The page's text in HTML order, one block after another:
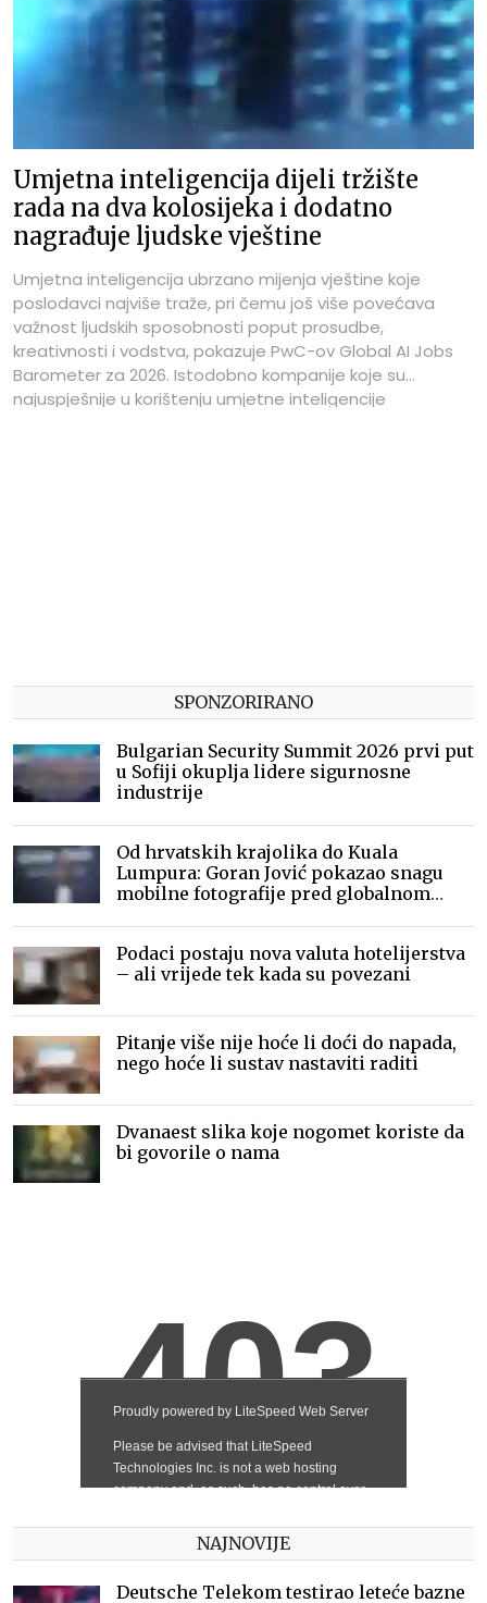
Umjetna inteligencija dijeli tržište
rada na dva kolosijeka i dodatno
nagrađuje ljudske vještine
Umjetna inteligencija ubrzano mijenja vještine koje
poslodavci najviše traže, pri čemu još više povećava
važnost ljudskih sposobnosti poput prosudbe,
kreativnosti i vodstva, pokazuje PwC-ov Global AI Jobs
Barometer za 2026. Istodobno kompanije koje su
najuspješnije u korištenju umjetne inteligencije
SPONZORIRANO
Bulgarian Security Summit 2026 prvi put
u Sofiji okuplja lidere sigurnosne
industrije
Od hrvatskih krajolika do Kuala
Lumpura: Goran Jović pokazao snagu
mobilne fotografije pred globalnom
Podaci postaju nova valuta hotelijerstva
– ali vrijede tek kada su povezani
Pitanje više nije hoće li doći do napada,
nego hoće li sustav nastaviti raditi
Dvanaest slika koje nogomet koriste da
bi govorile o nama
NAJNOVIJE
Deutsche Telekom testirao leteće bazne